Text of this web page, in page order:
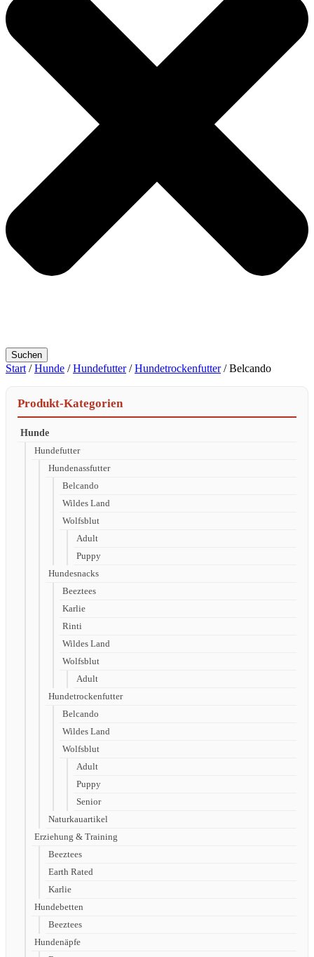
Suchen
Start /Hunde /Hundefutter/Hundetrockenfutter/ Belcando
Produkt-Kategorien
Hunde
Hundefutter
Hundenassfutter
Belcando
Wildes Land
Wolfsblut
Adult
Puppy
Hundesnacks
Beeztees
Karlie
Rinti
Wildes Land
Wolfsblut
Adult
Hundetrockenfutter
Belcando
Wildes Land
Wolfsblut
Adult
Puppy
Senior
Naturkauartikel
Erziehung & Training
Beeztees
Earth Rated
Karlie
Hundebetten
Beeztees
Hundenäpfe